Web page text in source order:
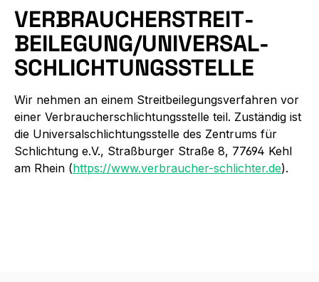
VERBRAUCHER­STREIT­
BEILEGUNG/UNIVERSAL­
SCHLICHTUNGS­STELLE
Wir nehmen an einem Streitbeilegungsverfahren vor
einer Verbraucherschlichtungsstelle teil. Zuständig ist
die Universalschlichtungsstelle des Zentrums für
Schlichtung e.V., Straßburger Straße 8, 77694 Kehl
am Rhein (https://www.verbraucher-schlichter.de).